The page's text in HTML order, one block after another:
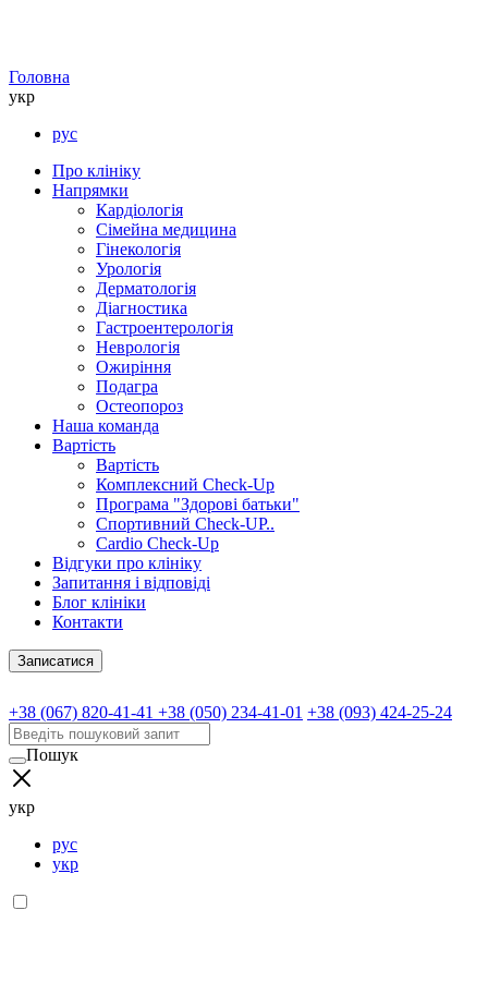
Головна
укр
рус
Про клініку
Напрямки
Кардіологія
Сімейна медицина
Гінекологія
Урологія
Дерматологія
Діагностика
Гастроентерологія
Неврологія
Ожиріння
Подагра
Остеопороз
Наша команда
Вартість
Вартість
Комплексний Check-Up
Програма "Здорові батьки"
Спортивний Check-UP..
Cardio Check-Up
Відгуки про клініку
Запитання і відповіді
Блог клініки
Контакти
Записатися
+38 (067) 820-41-41 +38 (050) 234-41-01 +38 (093) 424-25-24
Пошук
укр
рус
укр